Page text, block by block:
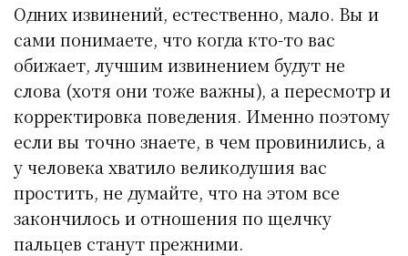
Одних извинений, естественно, мало. Вы и
сами понимаете, что когда кто-то вас
обижает, лучшим извинением будут не
слова (хотя они тоже важны), а пересмотр и
корректировка поведения. Именно поэтому
если вы точно знаете, в чем провинились, а
у человека хватило великодушия вас
простить, не думайте, что на этом все
закончилось и отношения по щелчку
пальцев станут прежними.